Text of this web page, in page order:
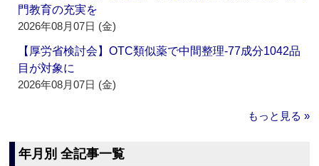
門教育の充実を
2026年08月07日 (金)
【厚労省検討会】OTC類似薬で中間整理‐77成分1042品
目が対象に
2026年08月07日 (金)
もっと見る »
年月別 全記事一覧